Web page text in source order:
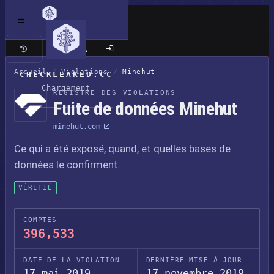
CHECKLEAKED.CC
Chargement
Site classique
Accueil / Violations / Minehut
REGISTRE DES VIOLATIONS
Fuite de données Minehut
minehut.com
Ce qui a été exposé, quand, et quelles bases de
données le confirment.
VÉRIFIÉ
COMPTES
396,533
DATE DE LA VIOLATION DERNIÈRE MISE À JOUR